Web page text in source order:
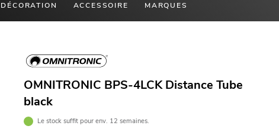
DÉCORATION ACCESSOIRE MARQUES
OMNITRONIC BPS-4LCK Distance Tube
black
Le stock suffit pour env. 12 semaines.